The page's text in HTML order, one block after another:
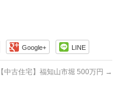
Google+ LINE
【中古住宅】福知山市堀 500万円 →